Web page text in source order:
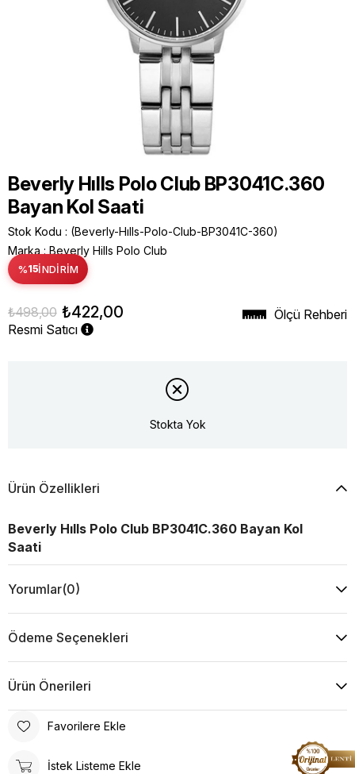
Beverly Hılls Polo Club BP3041C.360
Bayan Kol Saati
Stok Kodu
(Beverly-Hılls-Polo-Club-BP3041C-360)
Marka : Beverly Hills Polo Club
%15İNDIRIM
₺498,00 ₺422,00
Resmi Satıcı
Ölçü Rehberi
Stokta Yok
Ürün Özellikleri
Beverly Hılls Polo Club BP3041C.360 Bayan Kol
Saati
Yorumlar(0)
Ödeme Seçenekleri
Ürün Önerileri
Favorilere Ekle
İstek Listeme Ekle